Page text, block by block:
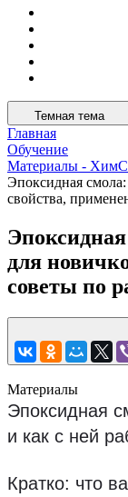
Темная тема
Главная
Обучение
Материалы -
Эпоксидная
свойства,
для
советы по
Материалы
Эпоксидная
и как с ней
Кратко: что